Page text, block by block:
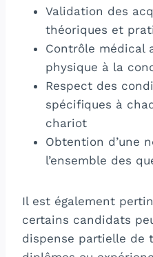
Validation des
théoriques et
Contrôle médical
physique à la
Respect des
spécifiques à
chariot
Obtention d’une
l’ensemble des
Il est également
certains candidats
dispense partielle de